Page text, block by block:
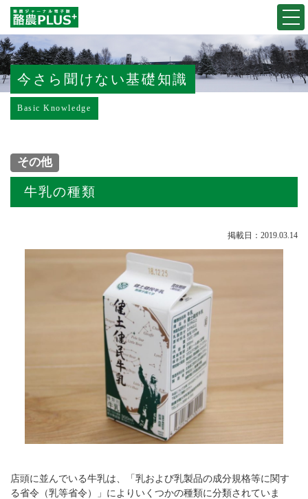
今さら聞けない基礎知識
Basic Knowledge
その他
牛乳の種類
掲載日：2019.03.14
店頭に並んでいる牛乳は、「乳および乳製品の成分規格等に関す
る省令（乳等省令）」によりいくつかの種類に分類されていま